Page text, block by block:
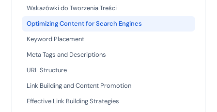
Wskazówki do Tworzenia Treści
Optimizing Content for Search Engines
Keyword Placement
Meta Tags and Descriptions
URL Structure
Link Building and Content Promotion
Effective Link Building Strategies